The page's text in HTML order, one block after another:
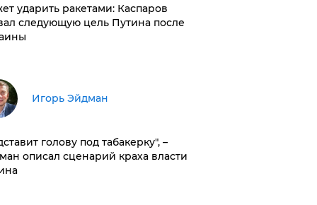
ударить ракетами: Каспаров
следующую цель Путина после
Игорь Эйдман
голову под табакерку", –
описал сценарий краха власти